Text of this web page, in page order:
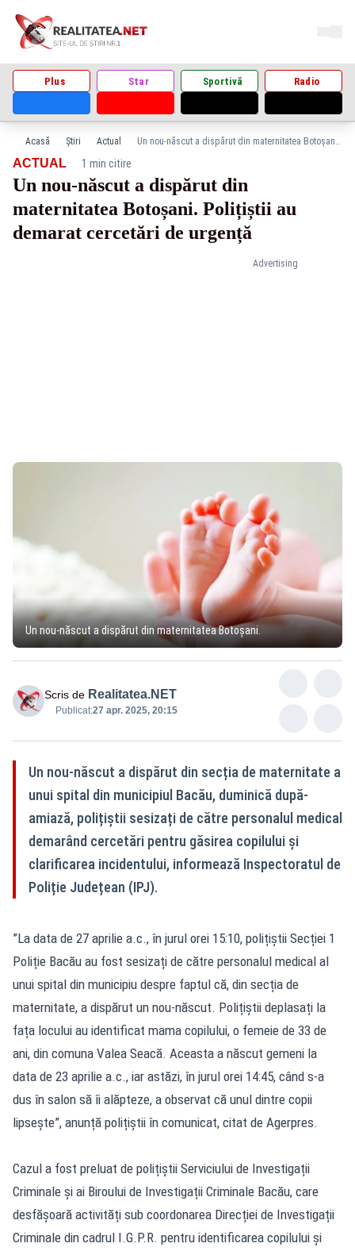
Plus Star Sportivă Radio
Acasă Știri Actual Un nou-născut a dispărut din maternitatea Botoșani. Polițiștii au demarat cercetări de urgență
Advertising
ACTUAL· 1 min citire
Un nou-născut a dispărut din
maternitatea Botoșani. Polițiștii au
demarat cercetări de urgență
Un nou-născut a dispărut din maternitatea Botoșani.
Scris de Realitatea.NET
Publicat:27 apr. 2025, 20:15
Un nou-născut a dispărut din secția de maternitate a
unui spital din municipiul Bacău, duminică după-
amiază, polițiștii sesizați de către personalul medical
demarând cercetări pentru găsirea copilului și
clarificarea incidentului, informează Inspectoratul de
Poliție Județean (IPJ).
”La data de 27 aprilie a.c., în jurul orei 15:10, polițiștii Secției 1
Poliție Bacău au fost sesizați de către personalul medical al
unui spital din municipiu despre faptul că, din secția de
maternitate, a dispărut un nou-născut. Polițiștii deplasați la
fața locului au identificat mama copilului, o femeie de 33 de
ani, din comuna Valea Seacă. Aceasta a născut gemeni la
data de 23 aprilie a.c., iar astăzi, în jurul orei 14:45, când s-a
dus în salon să îi alăpteze, a observat că unul dintre copii
lipsește”, anunță polițiștii în comunicat, citat de Agerpres.
Cazul a fost preluat de polițiștii Serviciului de Investigații
Criminale și ai Biroului de Investigații Criminale Bacău, care
desfășoară activități sub coordonarea Direcției de Investigații
Criminale din cadrul I.G.P.R. pentru identificarea copilului și